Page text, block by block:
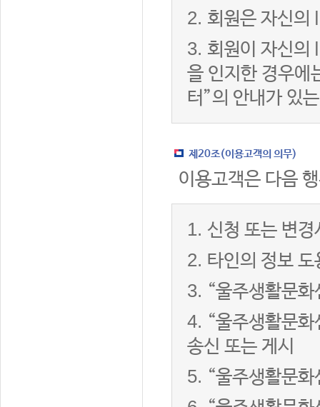
2. 회원은 자신의
3. 회원이 자신의
을 인지한 경우에
터”의 안내가 있
제20조(이용고객의 의무)
이용고객은 다음
1. 신청 또는 변
2. 타인의 정보 도
3. “울주생활문
4. “울주생활문
송신 또는 게시
5. “울주생활문